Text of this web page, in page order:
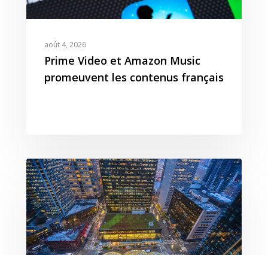
août 4, 2026
Prime Video et Amazon Music
promeuvent les contenus français